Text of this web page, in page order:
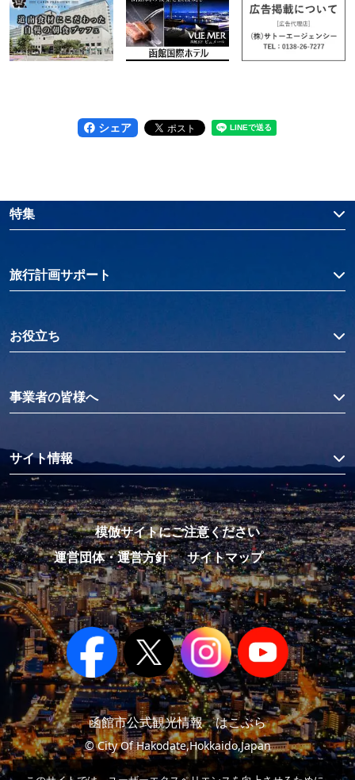
シェア
特集
旅行計画サポート
お役立ち
事業者の皆様へ
サイト情報
模倣サイトにご注意ください
運営団体・運営方針
サイトマップ
函館市公式観光情報 はこぶら
© City Of Hakodate,Hokkaido,Japan